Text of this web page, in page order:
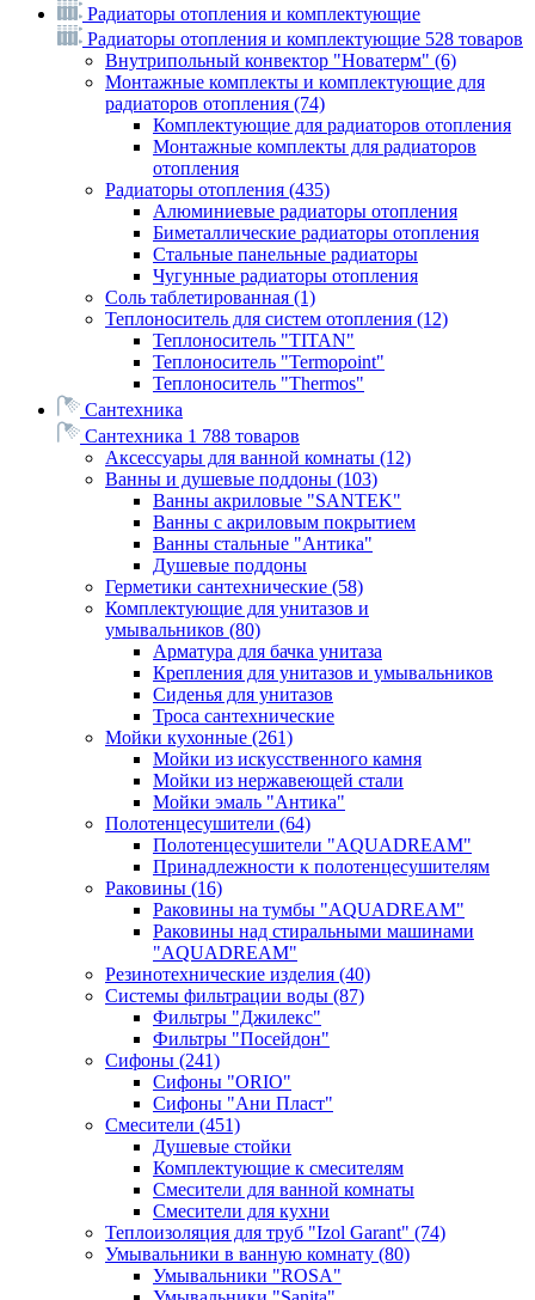
Радиаторы отопления и комплектующие
Радиаторы отопления и комплектующие 528 товаров
Внутрипольный конвектор "Новатерм" (6)
Монтажные комплекты и комплектующие для
радиаторов отопления (74)
Комплектующие для радиаторов отопления
Монтажные комплекты для радиаторов
отопления
Радиаторы отопления (435)
Алюминиевые радиаторы отопления
Биметаллические радиаторы отопления
Стальные панельные радиаторы
Чугунные радиаторы отопления
Соль таблетированная (1)
Теплоноситель для систем отопления (12)
Теплоноситель "TITAN"
Теплоноситель "Termopoint"
Теплоноситель "Thermos"
Сантехника
Сантехника 1 788 товаров
Аксессуары для ванной комнаты (12)
Ванны и душевые поддоны (103)
Ванны акриловые "SANTEK"
Ванны с акриловым покрытием
Ванны стальные "Антика"
Душевые поддоны
Герметики сантехнические (58)
Комплектующие для унитазов и
умывальников (80)
Арматура для бачка унитаза
Крепления для унитазов и умывальников
Сиденья для унитазов
Троса сантехнические
Мойки кухонные (261)
Мойки из искусственного камня
Мойки из нержавеющей стали
Мойки эмаль "Антика"
Полотенцесушители (64)
Полотенцесушители "AQUADREAM"
Принадлежности к полотенцесушителям
Раковины (16)
Раковины на тумбы "AQUADREAM"
Раковины над стиральными машинами
"AQUADREAM"
Резинотехнические изделия (40)
Системы фильтрации воды (87)
Фильтры "Джилекс"
Фильтры "Посейдон"
Сифоны (241)
Сифоны "ORIO"
Сифоны "Ани Пласт"
Смесители (451)
Душевые стойки
Комплектующие к смесителям
Смесители для ванной комнаты
Смесители для кухни
Теплоизоляция для труб "Izol Garant" (74)
Умывальники в ванную комнату (80)
Умывальники "ROSA"